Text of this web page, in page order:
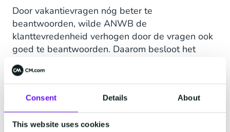
Consent Details About
This website uses cookies
Door vakantievragen nóg beter te
beantwoorden, wilde ANWB de
klanttevredenheid verhogen door de vragen ook
goed te beantwoorden. Daarom besloot het
Customer Experience-team de schouders
eronder te zetten en het volledige thema grondig
te analyseren en optimaliseren.